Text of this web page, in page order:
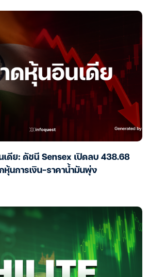
เดีย: ดัชนี Sensex เปิดลบ 438.68
หุ้นการเงิน-ราคาน้ำมันพุ่ง